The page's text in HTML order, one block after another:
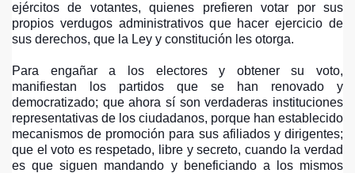
ejércitos de votantes, quienes prefieren votar por sus
propios verdugos administrativos que hacer ejercicio de
sus derechos, que la Ley y constitución les otorga.
Para engañar a los electores y obtener su voto,
manifiestan los partidos que se han renovado y
democratizado; que ahora sí son verdaderas instituciones
representativas de los ciudadanos, porque han establecido
mecanismos de promoción para sus afiliados y dirigentes;
que el voto es respetado, libre y secreto, cuando la verdad
es que siguen mandando y beneficiando a los mismos
DOCENTES DEL MUNICIPIO
DEL DEBIDO PROCESO PARA JOVENES
DE GOBIERNO
DE NEGOCIAR